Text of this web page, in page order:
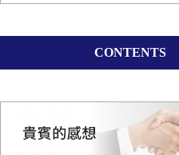
CONTENTS